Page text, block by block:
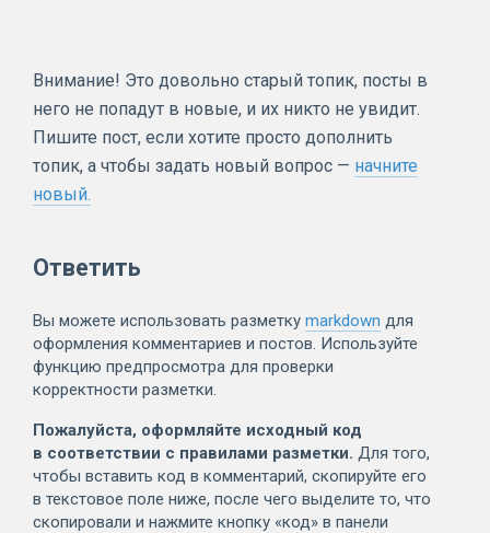
Внимание! Это довольно старый топик, посты в
него не попадут в новые, и их никто не увидит.
Пишите пост, если хотите просто дополнить
топик, а чтобы задать новый вопрос — начните
новый.
Ответить
Вы можете использовать разметку markdown для
оформления комментариев и постов. Используйте
функцию предпросмотра для проверки
корректности разметки.
Пожалуйста, оформляйте исходный код
в соответствии с правилами разметки. Для того,
чтобы вставить код в комментарий, скопируйте его
в текстовое поле ниже, после чего выделите то, что
скопировали и нажмите кнопку «код» в панели